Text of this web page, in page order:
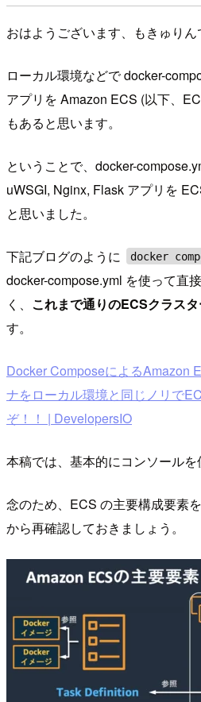
おはようございます、もきゅりん
ローカル環境などで docker-
アプリを Amazon ECS (以下、
もあると思います。
ということで、docker-
uWSGI, Nginx, Flask アプリを
と思いました。
下記ブログのように docker
docker-compose.yml を使って直
く、 これまで通りのECSクラス
す。
Docker ComposeによるAmazon
ナをローカル環境と同じノリで
ぞ！！ | DevelopersIO
本稿では、基本的にコンソールを
念のため、ECS の主要構成要素を
から再確認しておきましょう。